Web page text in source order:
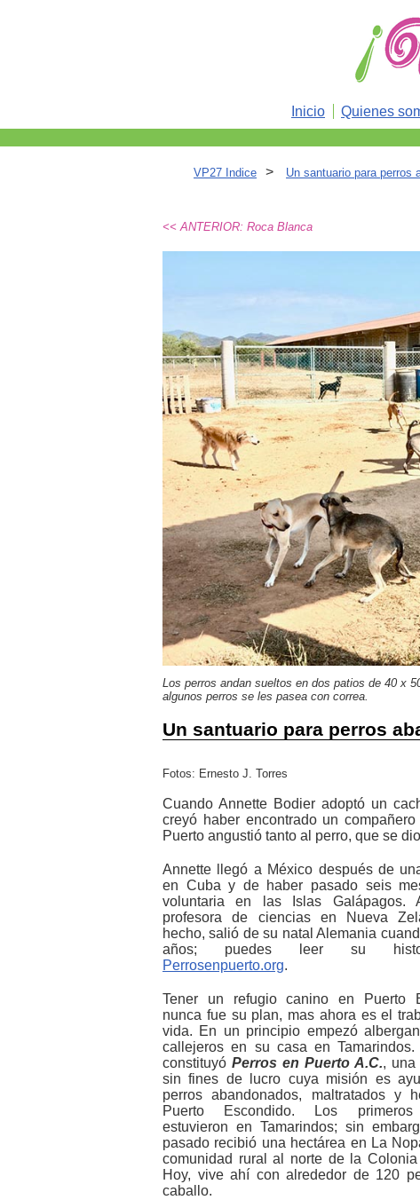
Inicio Quienes
VP27 Indice > Un santuario para perros
<< ANTERIOR: Roca Blanca
Los perros andan sueltos en dos patios de 40 x
algunos perros se les pasea con correa.
Un santuario para perros
Fotos: Ernesto J. Torres
Cuando Annette Bodier adoptó un
creyó haber encontrado un
Puerto angustió tanto al perro, que se
Annette llegó a México después de
en Cuba y de haber pasado seis
voluntaria en las Islas Galápagos.
profesora de ciencias en Nueva
hecho, salió de su natal Alemania
años; puedes leer su
Perrosenpuerto.org.
Tener un refugio canino en Puerto
nunca fue su plan, mas ahora es el
vida. En un principio empezó
callejeros en su casa en
constituyó Perros en Puerto A.C., una
sin fines de lucro cuya misión es
perros abandonados, maltratados y
Puerto Escondido. Los primeros
estuvieron en Tamarindos; sin
pasado recibió una hectárea en La
comunidad rural al norte de la Colonia
Hoy, vive ahí con alrededor de 120
caballo.